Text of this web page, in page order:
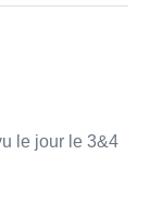
le jour le 3&4